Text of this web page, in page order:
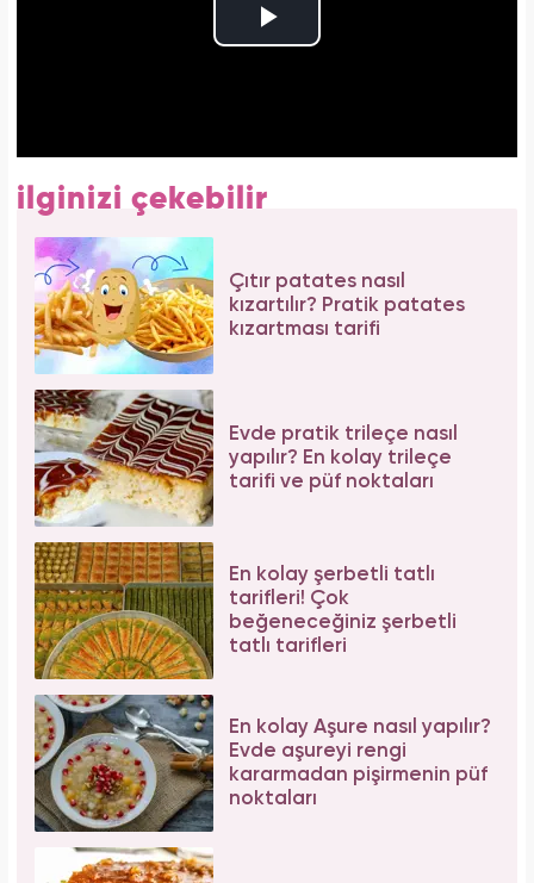
ilginizi çekebilir
Çıtır patates nasıl
kızartılır? Pratik patates
kızartması tarifi
Evde pratik trileçe nasıl
yapılır? En kolay trileçe
tarifi ve püf noktaları
En kolay şerbetli tatlı
tarifleri! Çok
beğeneceğiniz şerbetli
tatlı tarifleri
En kolay Aşure nasıl yapılır?
Evde aşureyi rengi
kararmadan pişirmenin püf
noktaları